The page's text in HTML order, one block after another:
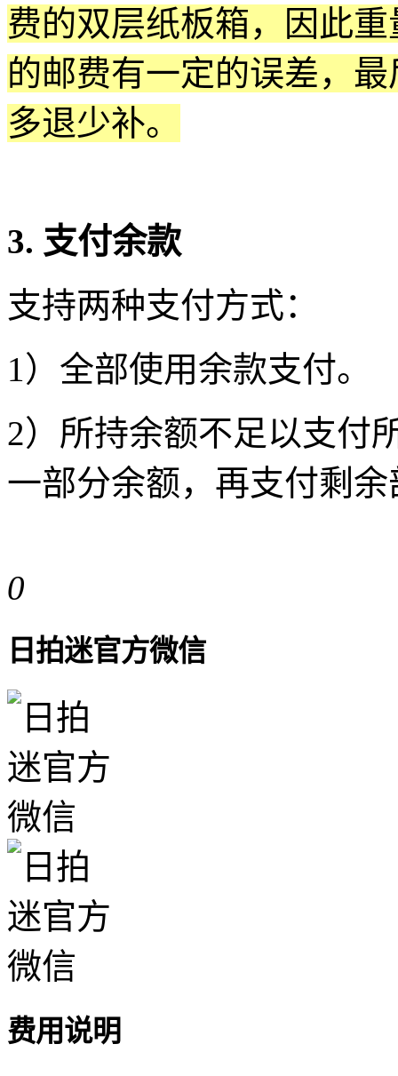
费的双层纸板箱，因此
的邮费有一定的误差，
多退少补。
3. 支付余款
支持两种支付方式：
1）全部使用余款支付。
2）所持余额不足以支付
一部分余额，再支付剩余
0
日拍迷官方微信
费用说明